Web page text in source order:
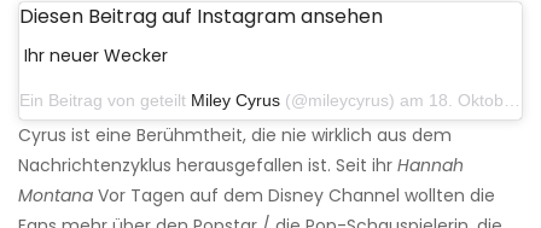
Diesen Beitrag auf Instagram ansehen
Ihr neuer Wecker
Ein Beitrag von geteilt Miley Cyrus (@mileycyrus) am 18. Oktober 2019 um 19:03 Uhr PDT
Cyrus ist eine Berühmtheit, die nie wirklich aus dem
Nachrichtenzyklus herausgefallen ist. Seit ihr Hannah
Montana Vor Tagen auf dem Disney Channel wollten die